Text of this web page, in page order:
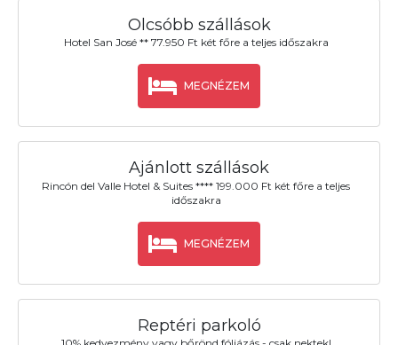
Olcsóbb szállások
Hotel San José ** 77.950 Ft két főre a teljes időszakra
MEGNÉZEM
Ajánlott szállások
Rincón del Valle Hotel & Suites **** 199.000 Ft két főre a teljes
időszakra
MEGNÉZEM
Reptéri parkoló